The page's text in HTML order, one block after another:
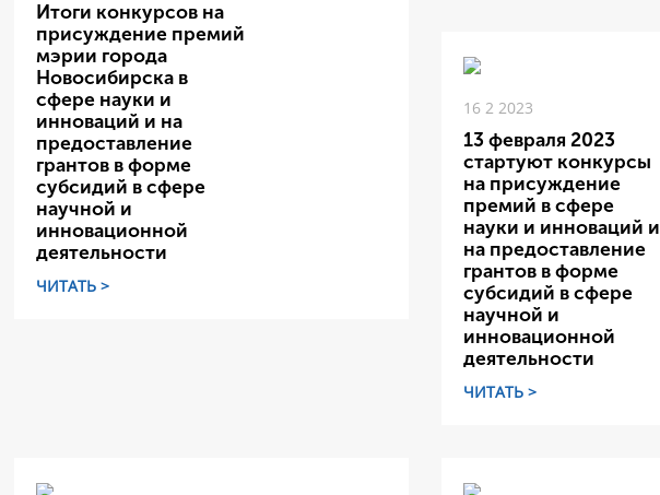
Итоги конкурсов на
присуждение премий
мэрии города
Новосибирска в
сфере науки и
инноваций и на
предоставление
грантов в форме
субсидий в сфере
научной и
инновационной
деятельности
ЧИТАТЬ >
16 2 2023
13 февраля 2023
стартуют конкурсы
на присуждение
премий в сфере
науки и инноваций и
на предоставление
грантов в форме
субсидий в сфере
научной и
инновационной
деятельности
ЧИТАТЬ >